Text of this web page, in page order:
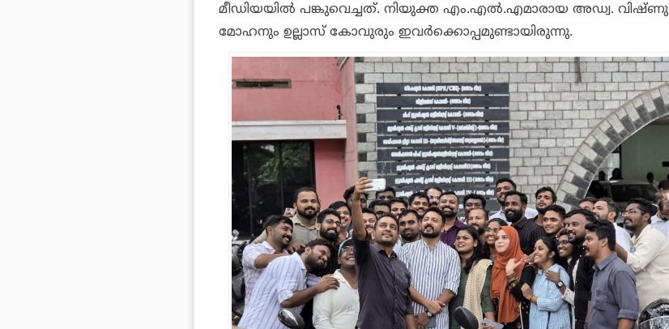
മീഡിയയില്‍ പങ്കുവെച്ചത്. നിയുക്ത എം.എല്‍.എമാരായ അഡ്വ. വിഷ്ണു
മോഹനും ഉല്ലാസ് കോവുരും ഇവര്‍ക്കൊപ്പമുണ്ടായിരുന്നു.